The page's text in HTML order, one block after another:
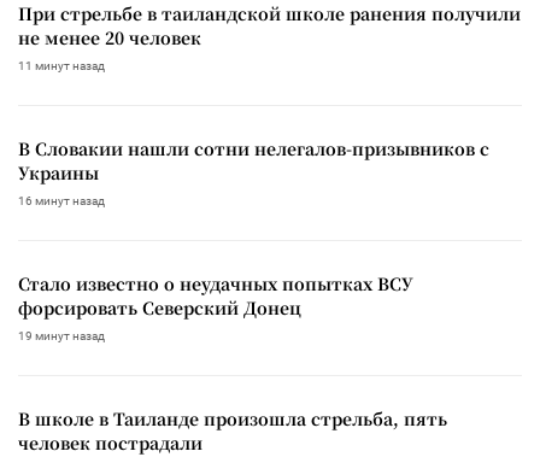
При стрельбе в таиландской школе ранения получили
не менее 20 человек
11 минут назад
В Словакии нашли сотни нелегалов-призывников с
Украины
16 минут назад
Стало известно о неудачных попытках ВСУ
форсировать Северский Донец
19 минут назад
В школе в Таиланде произошла стрельба, пять
человек пострадали